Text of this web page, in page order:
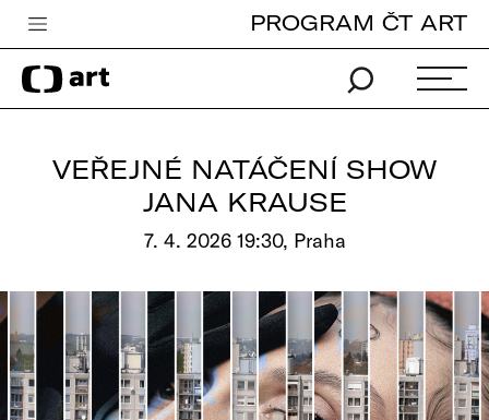
Česká televize
Zpravodajství
Vše o ČT
PROGRAM ČT ART
VEŘEJNÉ NATÁČENÍ SHOW
JANA KRAUSE
7. 4. 2026 19:30, Praha